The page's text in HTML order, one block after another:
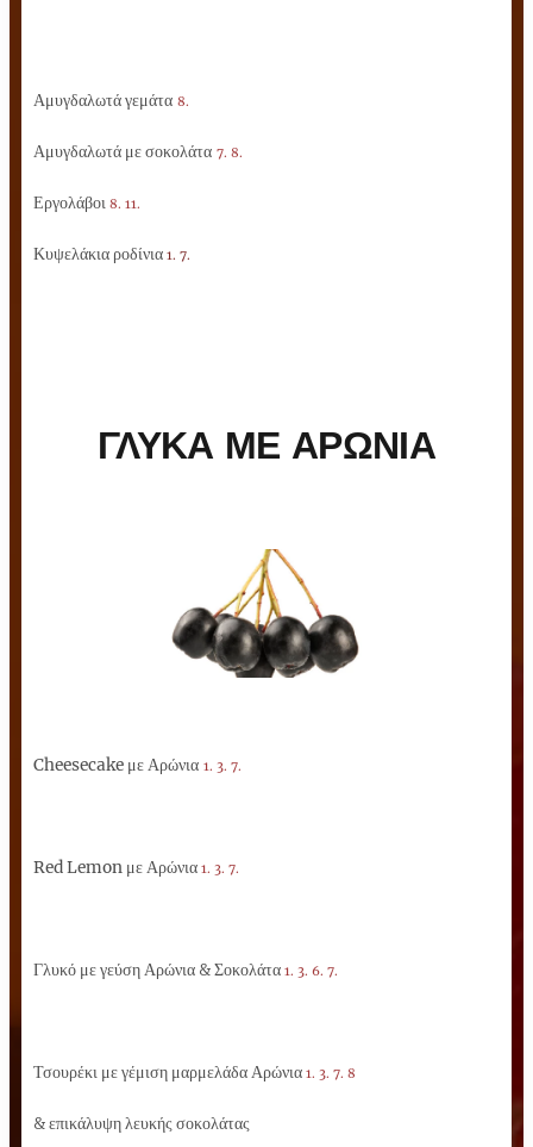
Αμυγδαλωτά γεμάτα 8.
Αμυγδαλωτά με σοκολάτα 7. 8.
Εργολάβοι 8. 11.
Κυψελάκια ροδίνια 1. 7.
ΓΛΥΚΑ ΜΕ ΑΡΩΝΙΑ
Cheesecake με Αρώνια 1. 3. 7.
Red Lemon με Αρώνια 1. 3. 7.
Γλυκό με γεύση Αρώνια & Σοκολάτα 1. 3. 6. 7.
Τσουρέκι με γέμιση μαρμελάδα Αρώνια 1. 3. 7. 8
& επικάλυψη λευκής σοκολάτας